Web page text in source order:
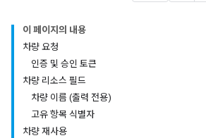
이 페이지의 내용
차량 요청
인증 및 승인 토큰
차량 리소스 필드
차량 이름 (출력 전용)
고유 항목 식별자
차량 재사용